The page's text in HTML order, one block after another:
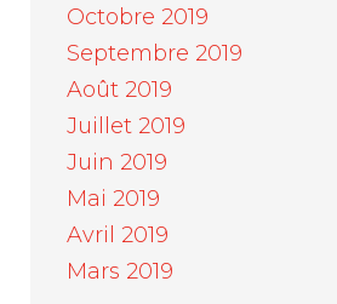
Octobre 2019
Septembre 2019
Août 2019
Juillet 2019
Juin 2019
Mai 2019
Avril 2019
Mars 2019